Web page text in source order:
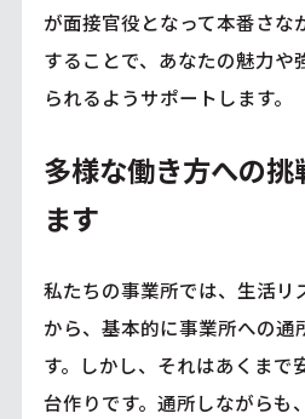
が面接官役となって本番さな
することで、あなたの魅力や
られるようサポートします。
多様な働き方への
ます
私たちの事業所では、生活リ
から、基本的に事業所への通
す。しかし、それはあくまで
台作りです。通所しながらも